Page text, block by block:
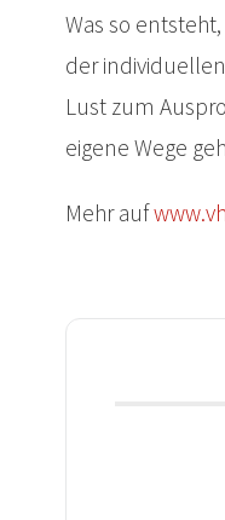
Was so
der
Lust zum
eigene Wege
Mehr auf